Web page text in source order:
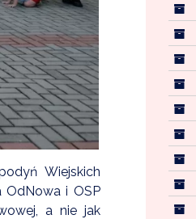
PRZYDATNE STRONY
Wiejskich
OdNowa i OSP
a nie jak